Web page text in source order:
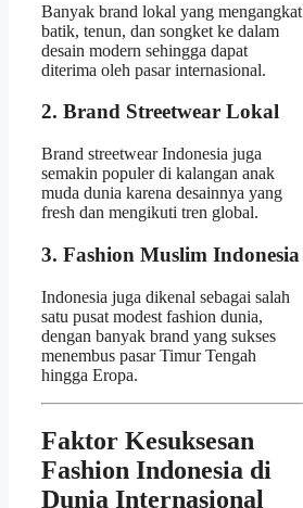
Banyak brand lokal yang mengangkat
batik, tenun, dan songket ke dalam
desain modern sehingga dapat
diterima oleh pasar internasional.
2. Brand Streetwear Lokal
Brand streetwear Indonesia juga
semakin populer di kalangan anak
muda dunia karena desainnya yang
fresh dan mengikuti tren global.
3. Fashion Muslim Indonesia
Indonesia juga dikenal sebagai salah
satu pusat modest fashion dunia,
dengan banyak brand yang sukses
menembus pasar Timur Tengah
hingga Eropa.
Faktor Kesuksesan
Fashion Indonesia di
Dunia Internasional